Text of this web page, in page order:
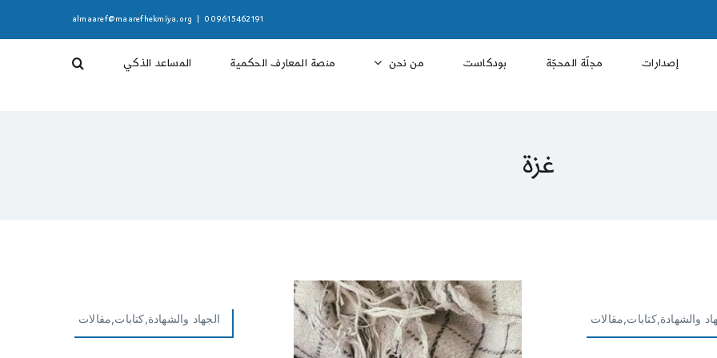
009615462191
almaaref@maarefhekmiya.org
إصدارات مجلّة المحجّة بودكاست من نحن منصة المعارف الحكمية المساعد الذكي
غزة
والشهادة,كتابات,مقالات الجهاد والشهادة,كتابات,مقالات